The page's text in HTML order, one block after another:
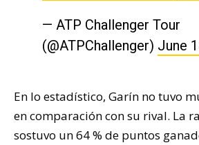
— ATP Challenger Tour
(@ATPChallenger) June
En lo estadístico, Garín no tuvo
en comparación con su rival. La
sostuvo un 64 % de puntos